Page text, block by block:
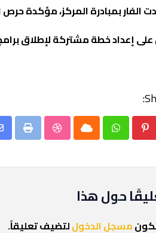
الفار بمبادرة المركز، مؤكدة
على إعداد خطة مشتركة لإطلاق
Pinterest
Whatsapp
Cloud
Print
حول هذا
مسجل الدخوللتضيف تعليقاً.